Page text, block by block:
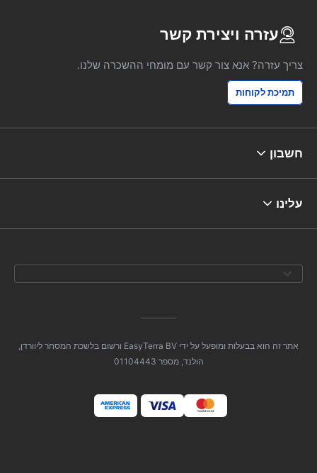
עזרה ויצירת קשר
צריך עזרה? אנא צור קשר עם מומחי ההשכרה שלנו.
תמיכת לקוחות
חשבון
עלינו
אתר זה הוא בבעלות ומופעל על ידי EasyTerra BV ורשום בלשכת המסחר ליוורדן,
הולנד, מספר 01104443